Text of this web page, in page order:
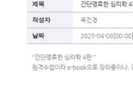
제목 간단명료한 심리학
작성자 육진경
날짜 2025-04-08[00:00]
"간단명료한 심리학 4판 "
원격수업이라 e-book으로 강의중이나,